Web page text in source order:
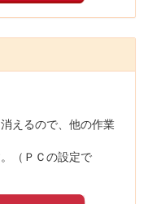
えるので、他の作業
（ＰＣの設定で